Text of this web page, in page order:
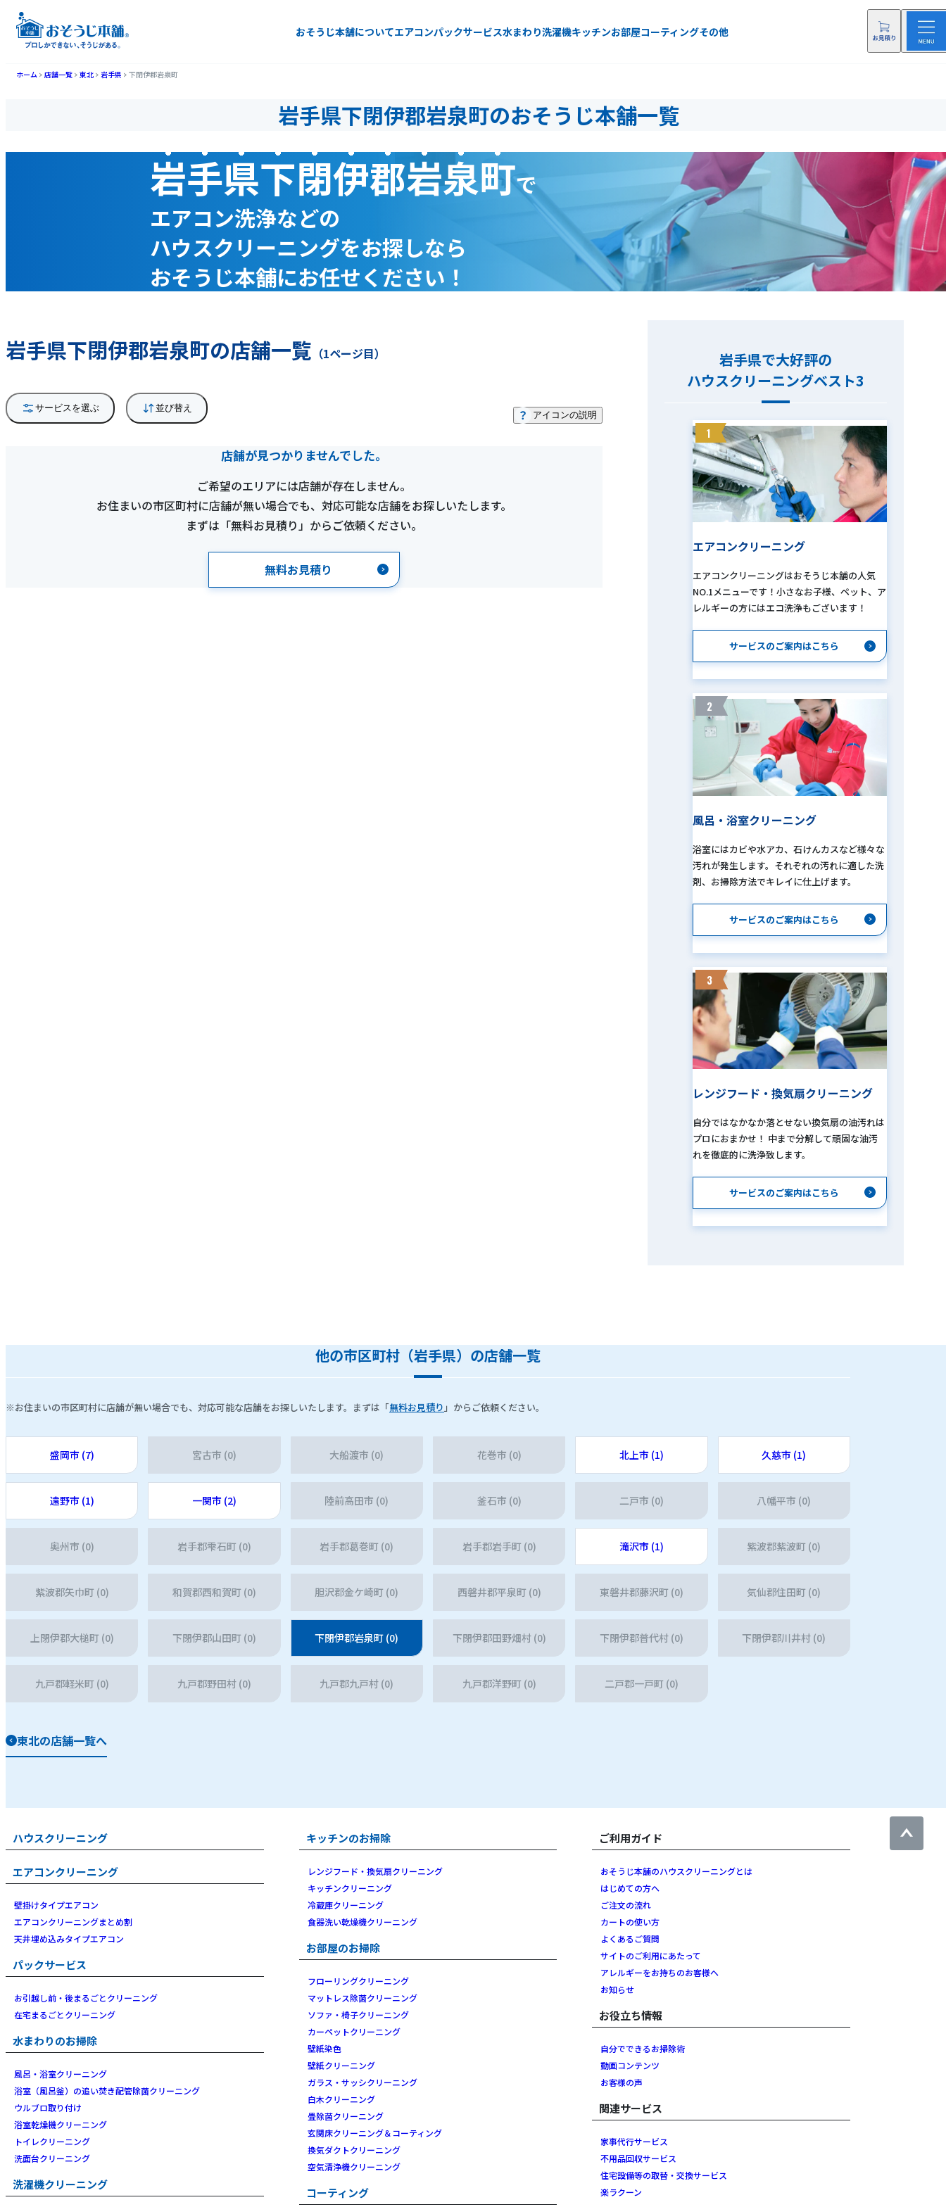
おそうじ本舗についてエアコンパックサービス水まわり洗濯機キッチンお部屋コーティングその他
ホーム 店舗一覧 東北 岩手県 下閉伊郡岩泉町
岩手県下閉伊郡岩泉町のおそうじ本舗一覧
岩手県下閉伊郡岩泉町で
エアコン洗浄などの
ハウスクリーニングをお探しなら
おそうじ本舗にお任せください！
岩手県下閉伊郡岩泉町の店舗一覧 （1ページ目）
サービスを選ぶ 並び替え
アイコンの説明
店舗が見つかりませんでした。
ご希望のエリアには店舗が存在しません。
お住まいの市区町村に店舗が無い場合でも、対応可能な店舗をお探しいたします。
まずは「無料お見積り」からご依頼ください。
無料お見積り
岩手県で大好評の
ハウスクリーニングベスト3
1
エアコンクリーニング
エアコンクリーニングはおそうじ本舗の人気
NO.1メニューです！小さなお子様、ペット、ア
レルギーの方にはエコ洗浄もございます！
サービスのご案内はこちら
2
風呂・浴室クリーニング
浴室にはカビや水アカ、石けんカスなど様々な
汚れが発生します。それぞれの汚れに適した洗
剤、お掃除方法でキレイに仕上げます。
サービスのご案内はこちら
3
レンジフード・換気扇クリーニング
自分ではなかなか落とせない換気扇の油汚れは
プロにおまかせ！ 中まで分解して頑固な油汚
れを徹底的に洗浄致します。
サービスのご案内はこちら
他の市区町村（岩手県）の店舗一覧
※お住まいの市区町村に店舗が無い場合でも、対応可能な店舗をお探しいたします。まずは「無料お見積り 」からご依頼ください。
盛岡市 (7) 宮古市 (0) 大船渡市 (0) 花巻市 (0) 北上市 (1) 久慈市 (1)
遠野市 (1) 一関市 (2) 陸前高田市 (0) 釜石市 (0) 二戸市 (0) 八幡平市 (0)
奥州市 (0) 岩手郡雫石町 (0) 岩手郡葛巻町 (0) 岩手郡岩手町 (0) 滝沢市 (1) 紫波郡紫波町 (0)
紫波郡矢巾町 (0) 和賀郡西和賀町 (0) 胆沢郡金ケ崎町 (0) 西磐井郡平泉町 (0) 東磐井郡藤沢町 (0) 気仙郡住田町 (0)
上閉伊郡大槌町 (0) 下閉伊郡山田町 (0) 下閉伊郡岩泉町 (0) 下閉伊郡田野畑村 (0) 下閉伊郡普代村 (0) 下閉伊郡川井村 (0)
九戸郡軽米町 (0) 九戸郡野田村 (0) 九戸郡九戸村 (0) 九戸郡洋野町 (0) 二戸郡一戸町 (0)
東北の店舗一覧へ
ハウスクリーニング
エアコンクリーニング
壁掛けタイプエアコン
エアコンクリーニングまとめ割
天井埋め込みタイプエアコン
パックサービス
お引越し前・後まるごとクリーニング
在宅まるごとクリーニング
水まわりのお掃除
風呂・浴室クリーニング
浴室（風呂釜）の追い焚き配管除菌クリーニング
ウルブロ取り付け
浴室乾燥機クリーニング
トイレクリーニング
洗面台クリーニング
洗濯機クリーニング
キッチンのお掃除
レンジフード・換気扇クリーニング
キッチンクリーニング
冷蔵庫クリーニング
食器洗い乾燥機クリーニング
お部屋のお掃除
フローリングクリーニング
マットレス除菌クリーニング
ソファ・椅子クリーニング
カーペットクリーニング
壁紙染色
壁紙クリーニング
ガラス・サッシクリーニング
白木クリーニング
畳除菌クリーニング
玄関床クリーニング＆コーティング
換気ダクトクリーニング
空気清浄機クリーニング
コーティング
ご利用ガイド
おそうじ本舗のハウスクリーニングとは
はじめての方へ
ご注文の流れ
カートの使い方
よくあるご質問
サイトのご利用にあたって
アレルギーをお持ちのお客様へ
お知らせ
お役立ち情報
自分でできるお掃除術
動画コンテンツ
お客様の声
関連サービス
家事代行サービス
不用品回収サービス
住宅設備等の取替・交換サービス
楽ラクーン